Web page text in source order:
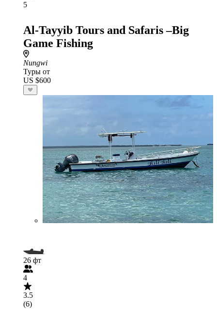
5
Al-Tayyib Tours and Safaris –Big
Game Fishing
Nungwi
Туры от
US $600
26 фт
4
3.5
(6)